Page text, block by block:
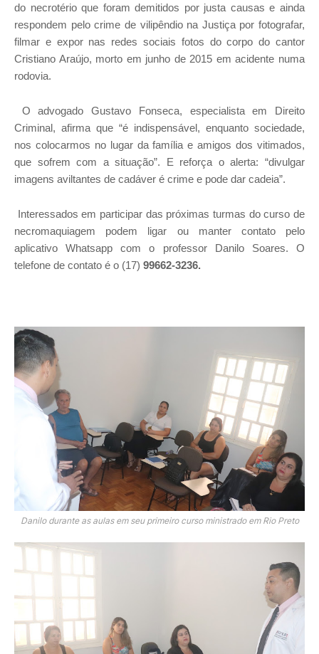
do necrotério que foram demitidos por justa causas e ainda
respondem pelo crime de vilipêndio na Justiça por fotografar,
filmar e expor nas redes sociais fotos do corpo do cantor
Cristiano Araújo, morto em junho de 2015 em acidente numa
rodovia.
O advogado Gustavo Fonseca, especialista em Direito
Criminal, afirma que “é indispensável, enquanto sociedade,
nos colocarmos no lugar da família e amigos dos vitimados,
que sofrem com a situação”. E reforça o alerta: “divulgar
imagens aviltantes de cadáver é crime e pode dar cadeia”.
Interessados em participar das próximas turmas do curso de
necromaquiagem podem ligar ou manter contato pelo
aplicativo Whatsapp com o professor Danilo Soares. O
telefone de contato é o (17) 99662-3236.
Danilo durante as aulas em seu primeiro curso ministrado em Rio Preto